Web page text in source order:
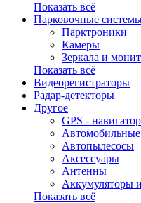
Показать всё
Парковочные
Парктроники
Камеры
Зеркала и
Показать всё
Видеорегистраторы
Радар-детекторы
Другое
GPS -
Автопылесосы
Аксессуары
Антенны
Аккумуляторы
Показать всё